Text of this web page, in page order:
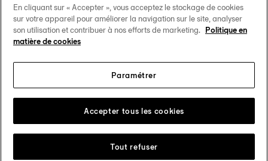
Nos engagements
Suivez-nous sur les réseaux sociaux
Changer de pays Tissot Copyrights 2026
En cliquant sur « Accepter », vous acceptez le stockage de cookies
sur votre appareil pour améliorer la navigation sur le site, analyser
son utilisation et contribuer à nos efforts de marketing. Politique en
matière de cookies
Paramétrer
Tout refuser
Accepter tous les cookies